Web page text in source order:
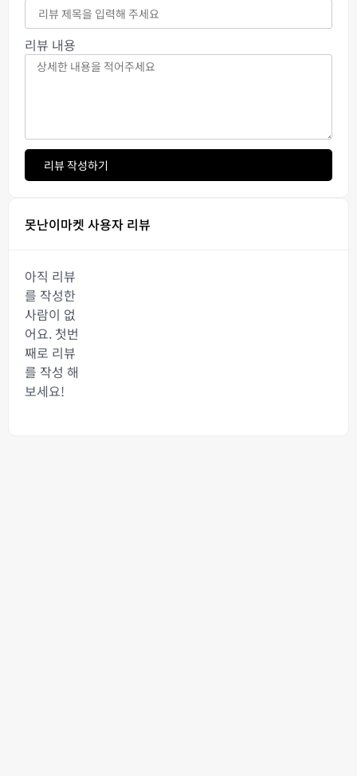
리뷰 내용
리뷰 작성하기
못난이마켓 사용자 리뷰
아직 리뷰
를 작성한
사람이 없
어요. 첫번
째로 리뷰
를 작성 해
보세요!